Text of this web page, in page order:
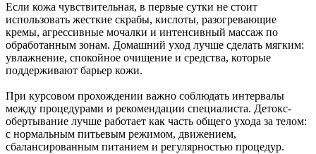
Если кожа чувствительная, в первые сутки не стоит
использовать жесткие скрабы, кислоты, разогревающие
кремы, агрессивные мочалки и интенсивный массаж по
обработанным зонам. Домашний уход лучше сделать мягким:
увлажнение, спокойное очищение и средства, которые
поддерживают барьер кожи.
При курсовом прохождении важно соблюдать интервалы
между процедурами и рекомендации специалиста. Детокс-
обертывание лучше работает как часть общего ухода за телом:
с нормальным питьевым режимом, движением,
сбалансированным питанием и регулярностью процедур.